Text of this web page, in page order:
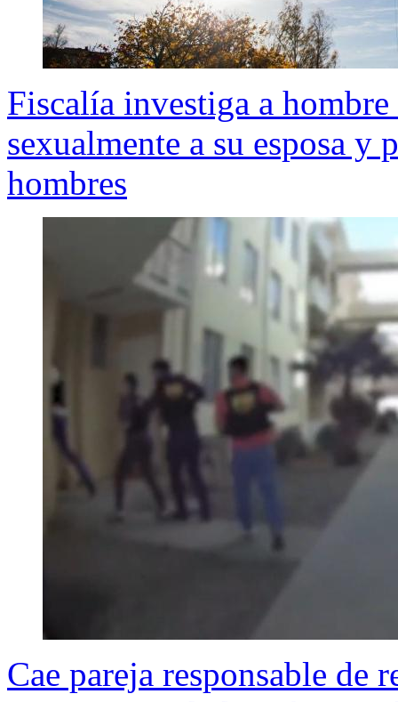
Fiscalía investiga a
sexualmente a su esposa
hombres
Cae pareja responsable de